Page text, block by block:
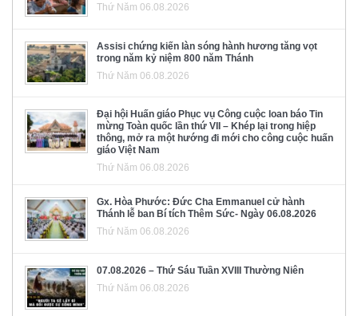
Thứ Năm 06.08.2026
Assisi chứng kiến làn sóng hành hương tăng vọt
trong năm kỷ niệm 800 năm Thánh
Thứ Năm 06.08.2026
Đại hội Huấn giáo Phục vụ Công cuộc loan báo Tin
mừng Toàn quốc lần thứ VII – Khép lại trong hiệp
thông, mở ra một hướng đi mới cho công cuộc huấn
giáo Việt Nam
Thứ Năm 06.08.2026
Gx. Hòa Phước: Đức Cha Emmanuel cử hành
Thánh lễ ban Bí tích Thêm Sức- Ngày 06.08.2026
Thứ Năm 06.08.2026
07.08.2026 – Thứ Sáu Tuần XVIII Thường Niên
Thứ Năm 06.08.2026